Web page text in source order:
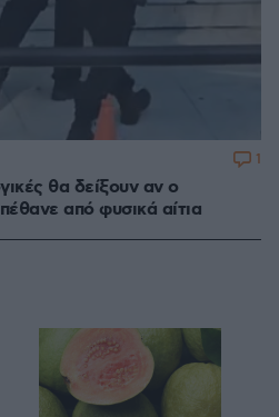
θα δείξουν αν ο
από φυσικά αίτια
1